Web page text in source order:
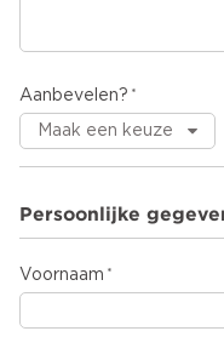
Aanbevelen?
Persoonlijke
Voornaam